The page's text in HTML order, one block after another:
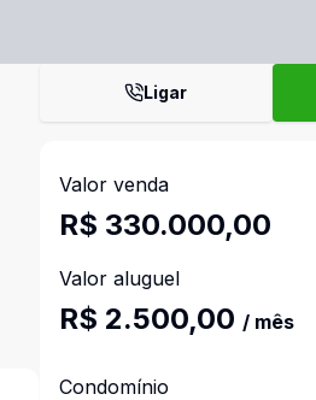
Ligar
Valor venda
R$ 330.000,00
Valor aluguel
R$ 2.500,00 / mês
Condomínio